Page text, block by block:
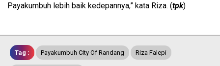
Payakumbuh lebih baik kedepannya,” kata Riza. (tpk)
Tag : Payakumbuh City Of Randang Riza Falepi